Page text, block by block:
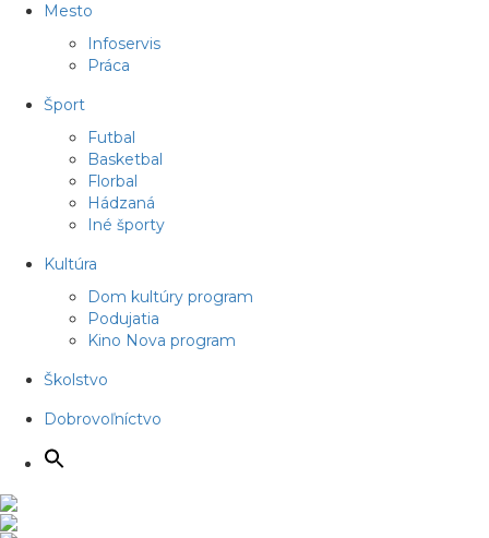
Mesto
Infoservis
Práca
Šport
Futbal
Basketbal
Florbal
Hádzaná
Iné športy
Kultúra
Dom kultúry program
Podujatia
Kino Nova program
Školstvo
Dobrovoľníctvo